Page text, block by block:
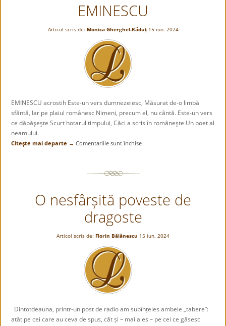
ani
de
moartea
EMINESCU
Articol scris de: Monica Gherghel-Răduţ 15 iun. 2024
EMINESCU acrostih Este-un vers dumnezeiesc, Măsurat de-o limbă
sfântă, Iar pe plaiul românesc Nimeni, precum el, nu cântă. Este-un vers
ce dăpăşeşte Scurt hotarul timpului, Căci a scris în româneşte Un poet al
neamului.
Citeşte mai departe → Comentariile sunt închise
O nesfârșită poveste de
dragoste
Articol scris de: Florin Bălănescu 15 iun. 2024
Dintotdeauna, printr-un post de radio am subînțeles ambele „tabere”:
atât pe cei care au ceva de spus, cât și – mai ales – pe cei ce găsesc